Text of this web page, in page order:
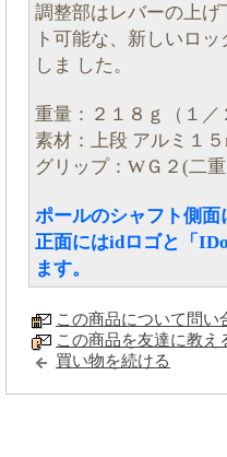
調整部はレバーの上
ト可能な、新しいロ
しま した。
重量：２１８ｇ（１／
素材：上段 アルミ１
グリップ：WＧ２(二
ポールのシャフト側
正面にはidロゴと「
ます。
この商品について問い
この商品を友達に教え
買い物を続ける